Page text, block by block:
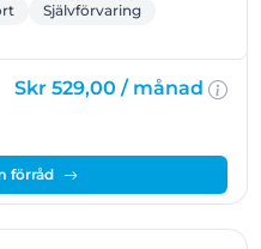
Självförvaring
Skr 529,00 / månad
förråd